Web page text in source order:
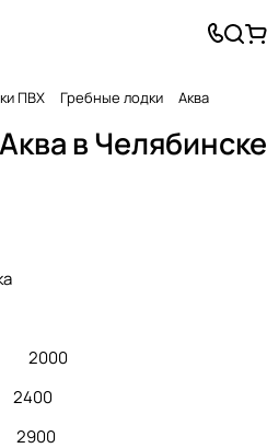
ПВХ Гребные лодки Аква
в Челябинске
С навесным
(под мотор)
19 товаров
2000
2400
2900